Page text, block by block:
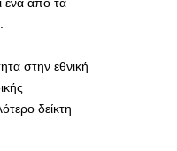
στην εθνική
δείκτη